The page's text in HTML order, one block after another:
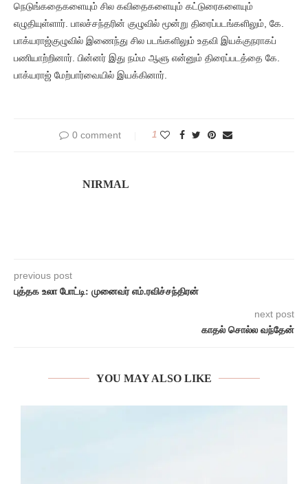
நெடுங்கதைகளையும் சில கவிதைகளையும் கட்டுரைகளையும்
எழுதியுள்ளார். பாலச்சந்தரின் குழுவில் மூன்று திரைப்படங்களிலும், கே.
பாக்யராஜ்குழுவில் இணைந்து சில படங்களிலும் உதவி இயக்குநராகப்
பணியாற்றினார். பின்னர் இது நம்ம ஆளு என்னும் திரைப்படத்தை கே.
பாக்யராஜ் மேற்பார்வையில் இயக்கினார்.
0 comment 1
NIRMAL
previous post
புத்தக உலா போட்டி: முனைவர் எம்.ரவிச்சந்திரன்
next post
காதல் சொல்ல வந்தேன்
YOU MAY ALSO LIKE